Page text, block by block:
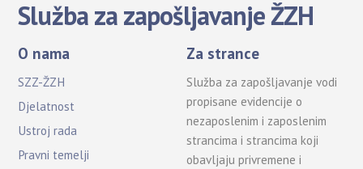
Služba za zapošljavanje ŽZH
O nama
SZZ-ŽZH
Djelatnost
Ustroj rada
Pravni temelji
Za strance
Služba za zapošljavanje vodi
propisane evidencije o
nezaposlenim i zaposlenim
strancima i strancima koji
obavljaju privremene i